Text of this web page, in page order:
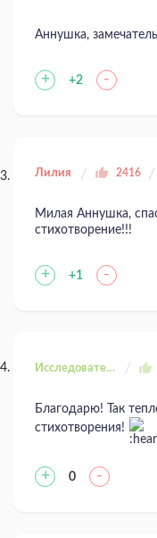
Аннушка,
+ +2 -
Лилия 2416
Милая Аннушка,
стихотворение!!!
+ +1 -
Исследователь ДК
Благодарю! Так
стихотворения!
+ 0 -